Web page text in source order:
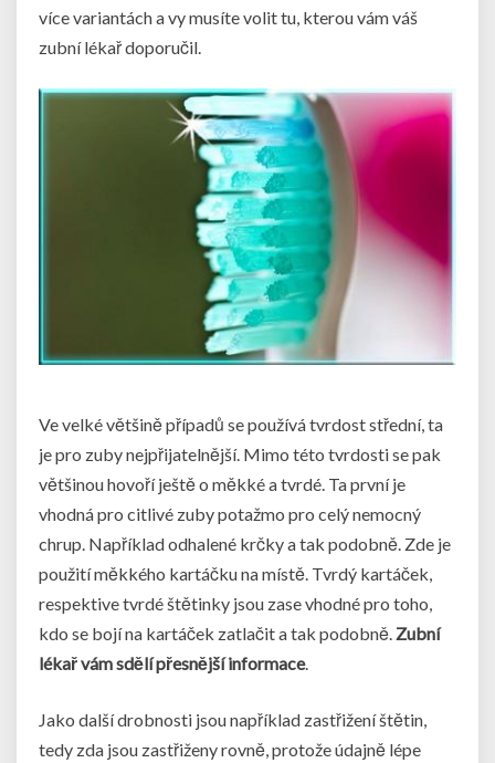
více variantách a vy musíte volit tu, kterou vám váš
zubní lékař doporučil.
Ve velké většině případů se používá tvrdost střední, ta
je pro zuby nejpřijatelnější. Mimo této tvrdosti se pak
většinou hovoří ještě o měkké a tvrdé. Ta první je
vhodná pro citlivé zuby potažmo pro celý nemocný
chrup. Například odhalené krčky a tak podobně. Zde je
použití měkkého kartáčku na místě. Tvrdý kartáček,
respektive tvrdé štětinky jsou zase vhodné pro toho,
kdo se bojí na kartáček zatlačit a tak podobně. Zubní
lékař vám sdělí přesnější informace.
Jako další drobnosti jsou například zastřižení štětin,
tedy zda jsou zastřiženy rovně, protože údajně lépe